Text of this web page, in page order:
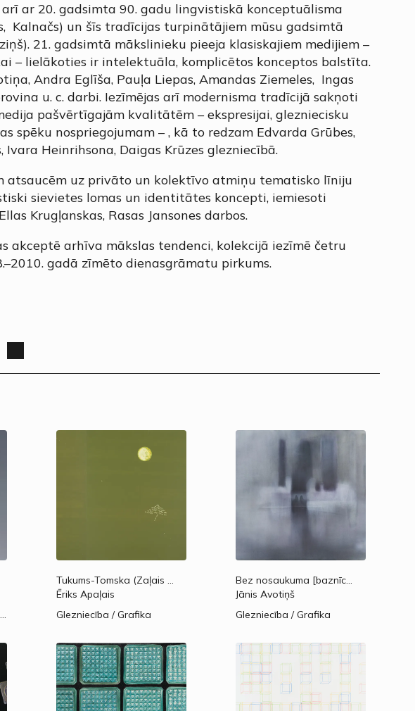
ar 20. gadsimta 90. gadu lingvistiskā konceptuālisma
Kalnačs) un šīs tradīcijas turpinātājiem mūsu gadsimtā
21. gadsimtā mākslinieku pieeja klasiskajiem medijiem –
– lielākoties ir intelektuāla, komplicētos konceptos balstīta.
Andra Eglīša, Pauļa Liepas, Amandas Ziemeles, Ingas
u. c. darbi. Iezīmējas arī modernisma tradīcijā sakņoti
pašvērtīgajām kvalitātēm – ekspresijai, glezniecisku
spēku nospriegojumam – , kā to redzam Edvarda Grūbes,
Ivara Heinrihsona, Daigas Krūzes glezniecībā.
atsaucēm uz privāto un kolektīvo atmiņu tematisko līniju
sievietes lomas un identitātes koncepti, iemiesoti
Krugļanskas, Rasas Jansones darbos.
akceptē arhīva mākslas tendenci, kolekcijā iezīmē četru
gadā zīmēto dienasgrāmatu pirkums.
Glezniecība / Grafika, Instalācija / Tēlniecība / Objekti
Tukums-Tomska (Zaļais krēsls).
Ēriks Apaļais
Glezniecība / Grafika
Bez nosaukuma [baznīca].
Jānis Avotiņš
Glezniecība / Grafika